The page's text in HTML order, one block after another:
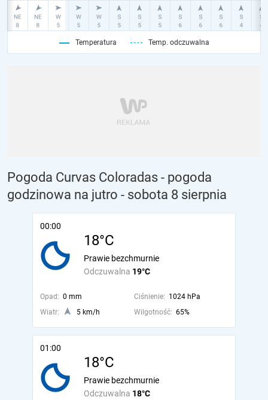
Temperatura Temp. odczuwalna
Pogoda Curvas Coloradas - pogoda
godzinowa na jutro - sobota 8 sierpnia
00:00
18°C
Odczuwalna 19°C
Prawie bezchmurnie
Opad: 0 mm Ciśnienie: 1024 hPa
Wiatr:
5 km/h Wilgotność: 65%
01:00
18°C
Odczuwalna 18°C
Prawie bezchmurnie